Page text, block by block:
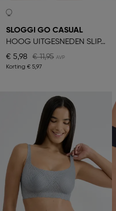
SLOGGI GO CASUAL
HOOG UITGESNEDEN SLIPJE
€ 5,98
€ 11,95
Korting € 5,97